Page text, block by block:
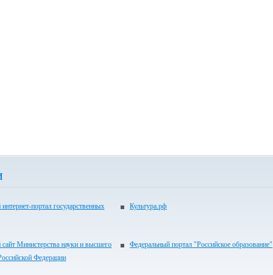
портал государственных
Культура.рф
Министерства науки и высшего
Федерации
Федеральный портал "Российское образование"